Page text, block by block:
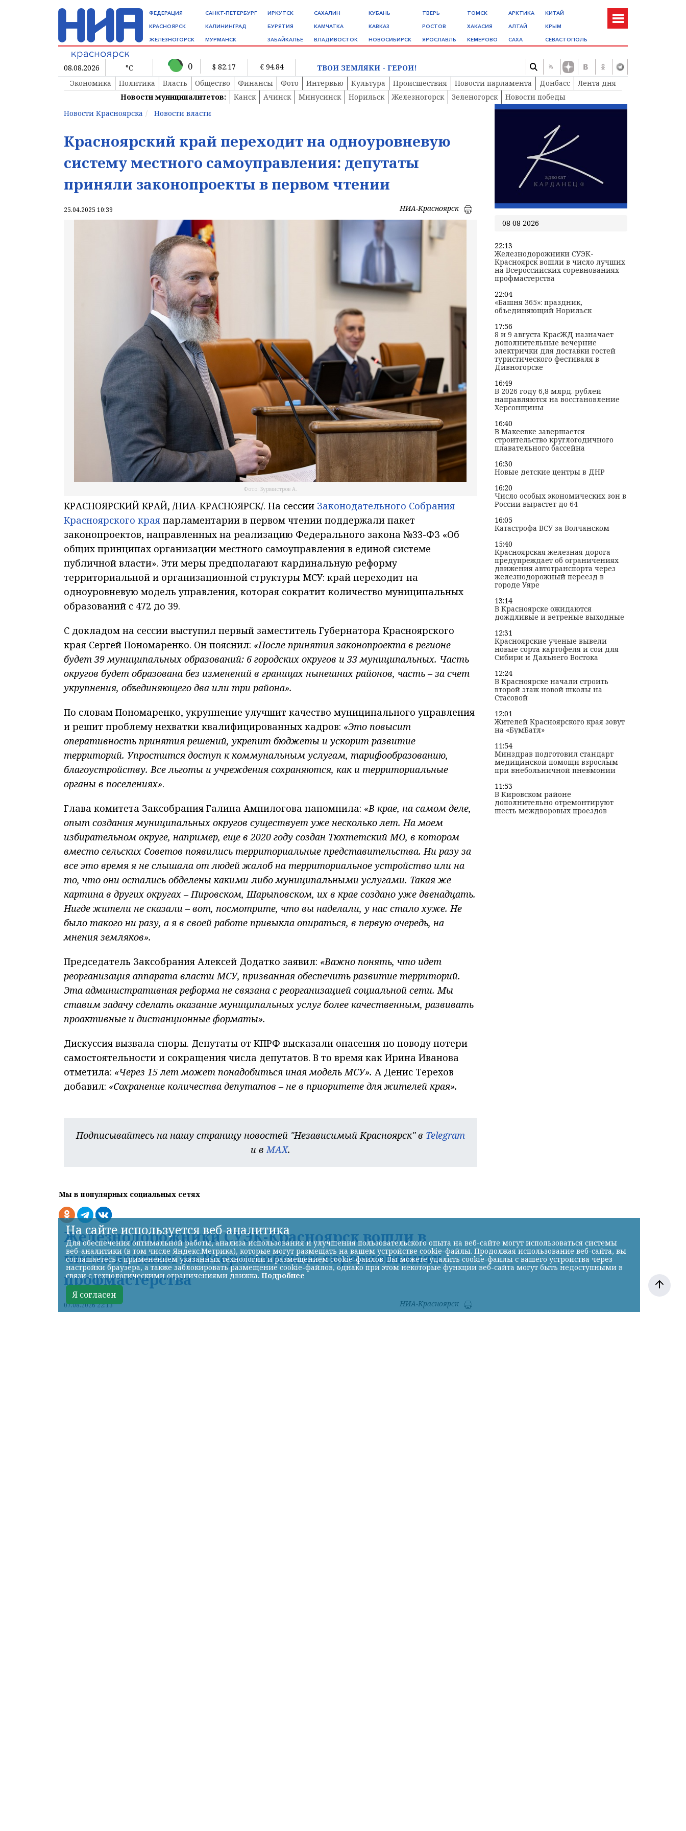
ФЕДЕРАЦИЯ
КРАСНОЯРСК
ЖЕЛЕЗНОГОРСК
САНКТ-ПЕТЕРБУРГ
КАЛИНИНГРАД
МУРМАНСК
ИРКУТСК
БУРЯТИЯ
ЗАБАЙКАЛЬЕ
САХАЛИН
КАМЧАТКА
ВЛАДИВОСТОК
КУБАНЬ
КАВКАЗ
НОВОСИБИРСК
ТВЕРЬ
РОСТОВ
ЯРОСЛАВЛЬ
ТОМСК
ХАКАСИЯ
КЕМЕРОВО
АРКТИКА
АЛТАЙ
САХА
КИТАЙ
КРЫМ
СЕВАСТОПОЛЬ
08.08.2026 °C 0 $ 82.17 € 94.84
ТВОИ ЗЕМЛЯКИ - ГЕРОИ!
Экономика
Политика Власть Общество Финансы Фото Интервью Культура Происшествия Новости парламента Донбасс
Лента дня
Новости муниципалитетов:
Канск Ачинск Минусинск Норильск Железногорск Зеленогорск
Новости победы
Новости Красноярска
Новости власти
Красноярский край переходит на одноуровневую
систему местного самоуправления: депутаты
приняли законопроекты в первом чтении
25.04.2025 10:39 НИА-Красноярск
Фото: Бурмистров А.
КРАСНОЯРСКИЙ КРАЙ, /НИА-КРАСНОЯРСК/. На сессии Законодательного Собрания
Красноярского края парламентарии в первом чтении поддержали пакет
законопроектов, направленных на реализацию Федерального закона №33-ФЗ «Об
общих принципах организации местного самоуправления в единой системе
публичной власти». Эти меры предполагают кардинальную реформу
территориальной и организационной структуры МСУ: край переходит на
одноуровневую модель управления, которая сократит количество муниципальных
образований с 472 до 39.
С докладом на сессии выступил первый заместитель Губернатора Красноярского
края Сергей Пономаренко. Он пояснил: «После принятия законопроекта в регионе
будет 39 муниципальных образований: 6 городских округов и 33 муниципальных. Часть
округов будет образована без изменений в границах нынешних районов, часть – за счет
укрупнения, объединяющего два или три района».
По словам Пономаренко, укрупнение улучшит качество муниципального управления
и решит проблему нехватки квалифицированных кадров: «Это повысит
оперативность принятия решений, укрепит бюджеты и ускорит развитие
территорий. Упростится доступ к коммунальным услугам, тарифообразованию,
благоустройству. Все льготы и учреждения сохраняются, как и территориальные
органы в поселениях».
Глава комитета Заксобрания Галина Ампилогова напомнила: «В крае, на самом деле,
опыт создания муниципальных округов существует уже несколько лет. На моем
избирательном округе, например, еще в 2020 году создан Тюхтетский МО, в котором
вместо сельских Советов появились территориальные представительства. Ни разу за
все это время я не слышала от людей жалоб на территориальное устройство или на
то, что они остались обделены какими-либо муниципальными услугами. Такая же
картина в других округах – Пировском, Шарыповском, их в крае создано уже двенадцать.
Нигде жители не сказали – вот, посмотрите, что вы наделали, у нас стало хуже. Не
было такого ни разу, а я в своей работе привыкла опираться, в первую очередь, на
мнения земляков».
Председатель Заксобрания Алексей Додатко заявил: «Важно понять, что идет
реорганизация аппарата власти МСУ, призванная обеспечить развитие территорий.
Эта административная реформа не связана с реорганизацией социальной сети. Мы
ставим задачу сделать оказание муниципальных услуг более качественным, развивать
проактивные и дистанционные форматы».
Дискуссия вызвала споры. Депутаты от КПРФ высказали опасения по поводу потери
самостоятельности и сокращения числа депутатов. В то время как Ирина Иванова
отметила: «Через 15 лет может понадобиться иная модель МСУ». А Денис Терехов
добавил: «Сохранение количества депутатов – не в приоритете для жителей края».
Подписывайтесь на нашу страницу новостей "Независимый Красноярск" в Telegram
и в MAX.
Мы в популярных социальных сетях
Железнодорожники СУЭК-Красноярск вошли в
число лучших на Всероссийских соревнованиях
профмастерства
07.08.2026 22:13 НИА-Красноярск
08 08 2026
22:13
Железнодорожники СУЭК-
Красноярск вошли в число лучших
на Всероссийских соревнованиях
профмастерства
22:04
«Башня 365»: праздник,
объединяющий Норильск
17:56
8 и 9 августа КрасЖД назначает
дополнительные вечерние
электрички для доставки гостей
туристического фестиваля в
Дивногорске
16:49
В 2026 году 6,8 млрд. рублей
направляются на восстановление
Херсонщины
16:40
В Макеевке завершается
строительство круглогодичного
плавательного бассейна
16:30
Новые детские центры в ДНР
16:20
Число особых экономических зон в
России вырастет до 64
16:05
Катастрофа ВСУ за Волчанском
15:40
Красноярская железная дорога
предупреждает об ограничениях
движения автотранспорта через
железнодорожный переезд в
городе Уяре
13:14
В Красноярске ожидаются
дождливые и ветреные выходные
12:31
Красноярские ученые вывели
новые сорта картофеля и сои для
Сибири и Дальнего Востока
12:24
В Красноярске начали строить
второй этаж новой школы на
Стасовой
12:01
Жителей Красноярского края зовут
на «БумБатл»
11:54
Минздрав подготовил стандарт
медицинской помощи взрослым
при внебольничной пневмонии
11:53
В Кировском районе
дополнительно отремонтируют
шесть междворовых проездов
На сайте используется веб-аналитика
Для обеспечения оптимальной работы, анализа использования и улучшения пользовательского опыта на веб-сайте могут использоваться системы
веб-аналитики (в том числе Яндекс.Метрика), которые могут размещать на вашем устройстве cookie-файлы. Продолжая использование веб-сайта, вы
соглашаетесь с применением указанных технологий и размещением cookie-файлов. Вы можете удалить cookie-файлы с вашего устройства через
настройки браузера, а также заблокировать размещение cookie-файлов, однако при этом некоторые функции веб-сайта могут быть недоступными в
связи с технологическими ограничениями движка. Подробнее
Я согласен